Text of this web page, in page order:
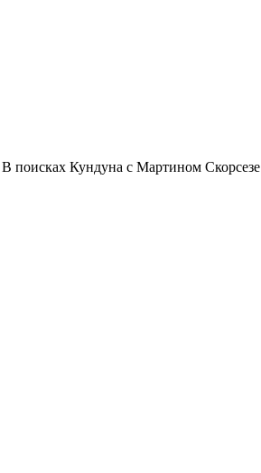
В поисках Кундуна с Мартином Скорсезе